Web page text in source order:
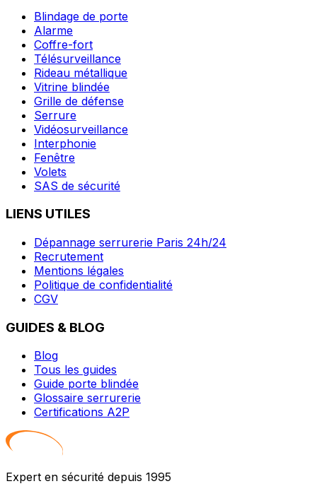
Blindage de porte
Alarme
Coffre-fort
Télésurveillance
Rideau métallique
Vitrine blindée
Grille de défense
Serrure
Vidéosurveillance
Interphonie
Fenêtre
Volets
SAS de sécurité
LIENS UTILES
Dépannage serrurerie Paris 24h/24
Recrutement
Mentions légales
Politique de confidentialité
CGV
GUIDES & BLOG
Blog
Tous les guides
Guide porte blindée
Glossaire serrurerie
Certifications A2P
Expert en sécurité depuis 1995